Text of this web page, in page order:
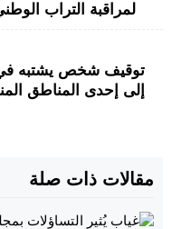
لمراقبة التراب
توقيف شخص يشتبه في
إلى إحدى المناطق
مقالات ذات صلة